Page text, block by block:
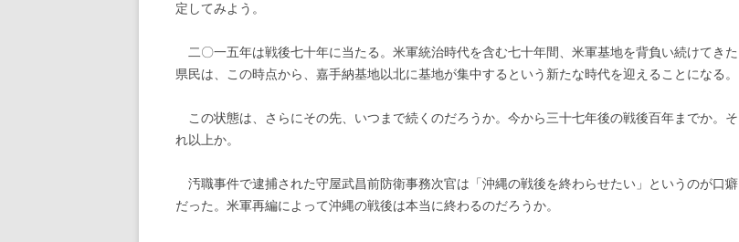
定してみよう。
二〇一五年は戦後七十年に当たる。米軍統治時代を含む七十年間、米軍基地を背負い続けてきた
県民は、この時点から、嘉手納基地以北に基地が集中するという新たな時代を迎えることになる。
この状態は、さらにその先、いつまで続くのだろうか。今から三十七年後の戦後百年までか。そ
れ以上か。
汚職事件で逮捕された守屋武昌前防衛事務次官は「沖縄の戦後を終わらせたい」というのが口癖
だった。米軍再編によって沖縄の戦後は本当に終わるのだろうか。